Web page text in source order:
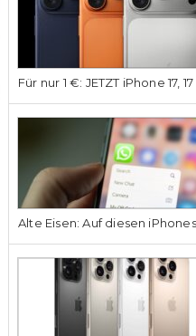
Für nur 1 €: JETZT iPhone 17,
Alte Eisen: Auf diesen